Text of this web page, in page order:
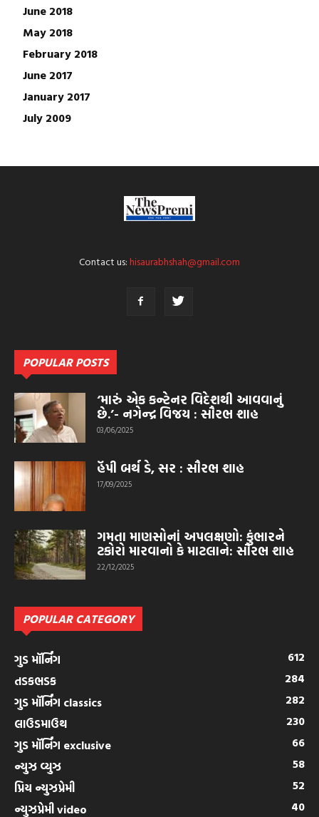
June 2018
May 2018
February 2018
June 2017
January 2017
July 2009
Contact us:hisaurabhshah@gmail.com
POPULAR POSTS
‘મારું એક કન્ટેનર વિદેશથી આવવાનું
છે.’- નગેન્દ્ર વિજય : સૌરભ શાહ
03/06/2025
હૅપી બર્થ ડે, સર : સૌરભ શાહ
17/09/2025
ગમતા માણસોનાં અપલક્ષણો: કુંભારને
ટકોરો મારવાનો કે માટલાને: સૌરભ શાહ
22/12/2025
POPULAR CATEGORY
ગુડ મૉર્નિંગ
612
તડકભડક
284
ગુડ મૉર્નિંગ classics
282
લાઉડમાઉથ
230
ગુડ મૉર્નિંગ exclusive
66
ન્યુઝ વ્યુઝ
58
પ્રિય ન્યુઝપ્રેમી
52
ન્યુઝપ્રેમી video
40